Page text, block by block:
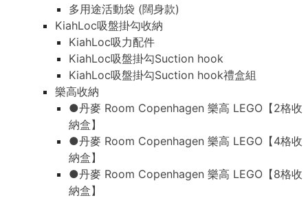
多用途活動袋 (闊身款)
KiahLoc吸盤掛勾收納
KiahLoc吸力配件
KiahLoc吸盤掛勾Suction hook
KiahLoc吸盤掛勾Suction hook禮盒組
樂高收納
●丹麥 Room Copenhagen 樂高 LEGO【2格收
納盒】
●丹麥 Room Copenhagen 樂高 LEGO【4格收
納盒】
●丹麥 Room Copenhagen 樂高 LEGO【8格收
納盒】